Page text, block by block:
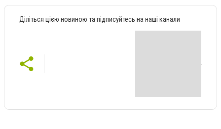
Діліться цією новиною та підписуйтесь на наші канали